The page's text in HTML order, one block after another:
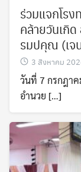
ร่วมแจกโร
คล้ายวันเกิ
รมปคุณ (เจ
3 สิงหาคม
วันที่ 7 กรกฎา
อำนวย […]